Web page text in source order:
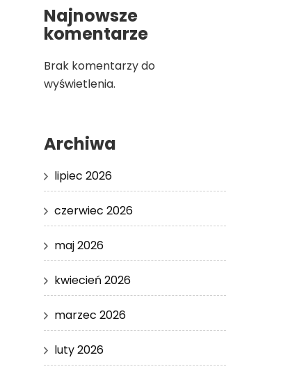
Najnowsze
komentarze
Brak komentarzy do
wyświetlenia.
Archiwa
lipiec 2026
czerwiec 2026
maj 2026
kwiecień 2026
marzec 2026
luty 2026